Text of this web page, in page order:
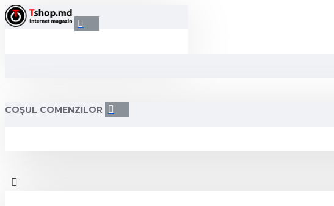
COȘUL COMENZILOR